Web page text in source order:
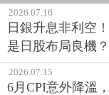
2026.07.16
日銀升息非利空
是日股布局良機？
2026.07.15
6月CPI意外降溫